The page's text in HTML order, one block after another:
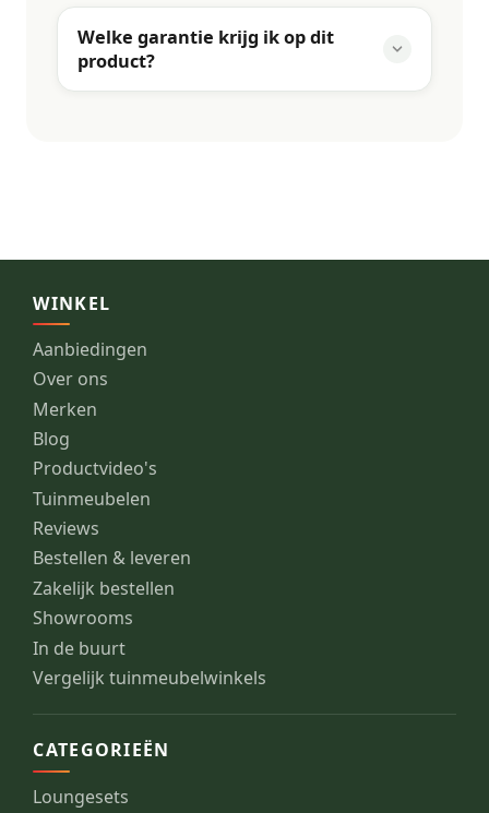
Welke garantie krijg ik op dit
product?
WINKEL
Aanbiedingen
Over ons
Merken
Blog
Productvideo's
Tuinmeubelen
Reviews
Bestellen & leveren
Zakelijk bestellen
Showrooms
In de buurt
Vergelijk tuinmeubelwinkels
CATEGORIEËN
Loungesets